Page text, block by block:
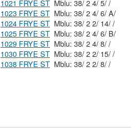
1021 FRYE ST
Mblu: 38/ 2 4/ 5/ /
1023 FRYE ST
Mblu: 38/ 2 4/ 6/ A/
1024 FRYE ST
Mblu: 38/ 2 2/ 14/ /
1025 FRYE ST
Mblu: 38/ 2 4/ 6/ B/
1029 FRYE ST
Mblu: 38/ 2 4/ 8/ /
1030 FRYE ST
Mblu: 38/ 2 2/ 15/ /
1038 FRYE ST
Mblu: 38/ 2 2/ 8/ /